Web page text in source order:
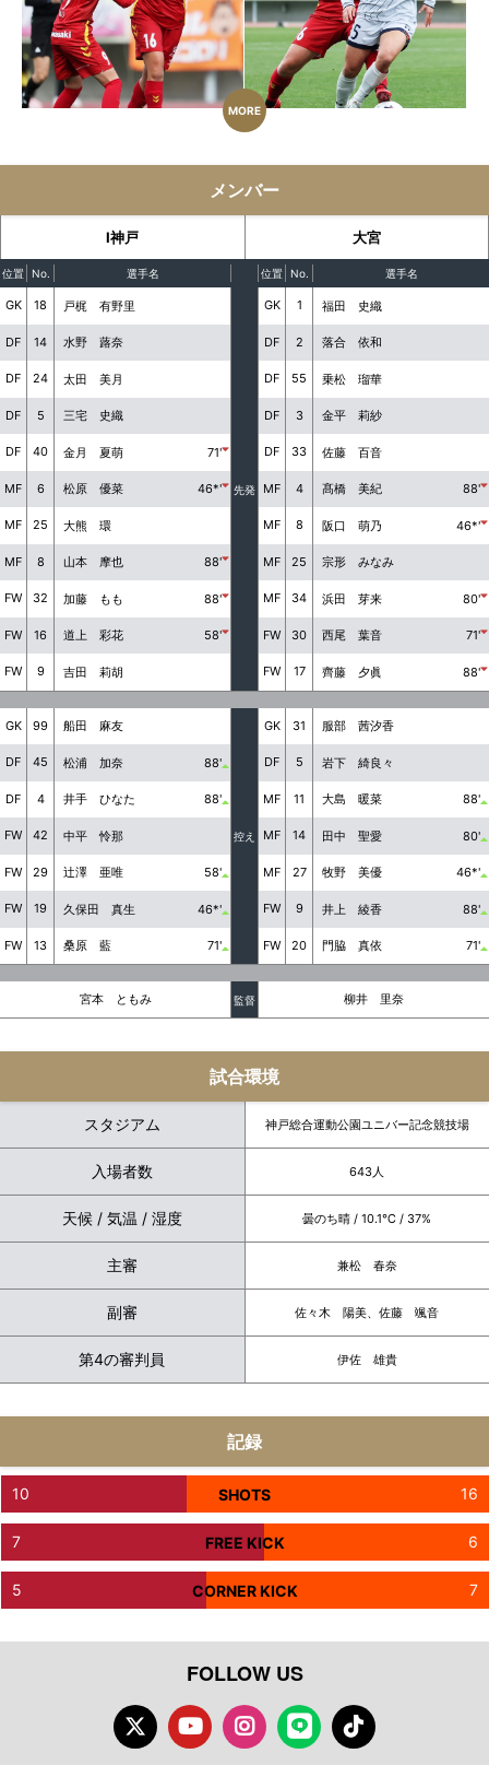
MORE
メンバー
I神戸 大宮
位置 No. 選手名 位置 No. 選手名
先発
GK 18 戸梶 有野里 GK 1 福田 史織
DF 14 水野 蕗奈 DF 2 落合 依和
DF 24 太田 美月 DF 55 乗松 瑠華
DF 5 三宅 史織 DF 3 金平 莉紗
DF 40 金月 夏萌 71' DF 33 佐藤 百音
MF 6 松原 優菜 46*' MF 4 髙橋 美紀 88'
MF 25 大熊 環 MF 8 阪口 萌乃 46*'
MF 8 山本 摩也 88' MF 25 宗形 みなみ
FW 32 加藤 もも 88' MF 34 浜田 芽来 80'
FW 16 道上 彩花 58' FW 30 西尾 葉音 71'
FW 9 吉田 莉胡 FW 17 齊藤 夕眞 88'
控え
GK 99 船田 麻友 GK 31 服部 茜汐香
DF 45 松浦 加奈 88' DF 5 岩下 綺良々
DF 4 井手 ひなた 88' MF 11 大島 暖菜 88'
FW 42 中平 怜那 MF 14 田中 聖愛 80'
FW 29 辻澤 亜唯 58' MF 27 牧野 美優 46*'
FW 19 久保田 真生 46*' FW 9 井上 綾香 88'
FW 13 桑原 藍 71' FW 20 門脇 真依 71'
監督
宮本 ともみ 柳井 里奈
試合環境
スタジアム 神戸総合運動公園ユニバー記念競技場
入場者数 643人
天候 / 気温 / 湿度 曇のち晴 / 10.1℃ / 37%
主審 兼松 春奈
副審 佐々木 陽美、佐藤 颯音
第4の審判員 伊佐 雄貴
記録
SHOTS
10 16
FREE KICK
7 6
CORNER KICK
5 7
FOLLOW US